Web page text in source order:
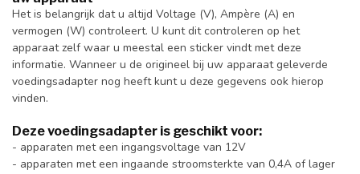
Het is belangrijk dat u altijd Voltage (V), Ampère (A) en
vermogen (W) controleert. U kunt dit controleren op het
apparaat zelf waar u meestal een sticker vindt met deze
informatie. Wanneer u de origineel bij uw apparaat geleverde
voedingsadapter nog heeft kunt u deze gegevens ook hierop
vinden.
Deze voedingsadapter is geschikt voor:
- apparaten met een ingangsvoltage van 12V
- apparaten met een ingaande stroomsterkte van 0,4A of lager